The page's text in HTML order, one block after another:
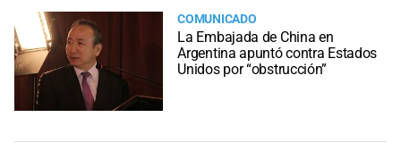
COMUNICADO
La Embajada de China en
Argentina apuntó contra Estados
Unidos por “obstrucción”